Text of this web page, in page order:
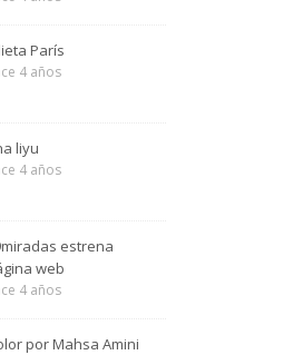
París
4 años
liyu
4 años
estrena
web
4 años
por Mahsa Amini